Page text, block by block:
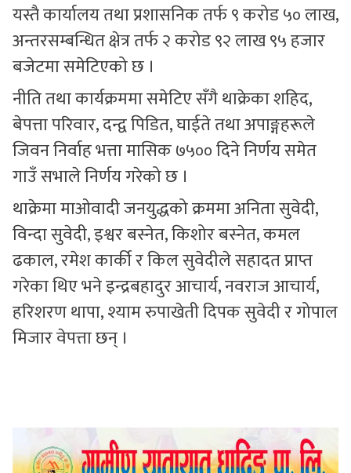
यस्तै कार्यालय तथा प्रशासनिक तर्फ ९ करोड ५० लाख,
अन्तरसम्बन्धित क्षेत्र तर्फ २ करोड ९२ लाख ९५ हजार
बजेटमा समेटिएको छ ।
नीति तथा कार्यक्रममा समेटिए सँगै थाक्रेका शहिद,
बेपत्ता परिवार, दन्द्व पिडित, घाईते तथा अपाङ्गहरूले
जिवन निर्वाह भत्ता मासिक ७५०० दिने निर्णय समेत
गाउँ सभाले निर्णय गरेको छ ।
थाक्रेमा माओवादी जनयुद्धको क्रममा अनिता सुवेदी,
विन्दा सुवेदी, इश्वर बस्नेत, किशोर बस्नेत, कमल
ढकाल, रमेश कार्की र किल सुवेदीले सहादत प्राप्त
गरेका थिए भने इन्द्रबहादुर आचार्य, नवराज आचार्य,
हरिशरण थापा, श्याम रुपाखेती दिपक सुवेदी र गोपाल
मिजार वेपत्ता छन् ।